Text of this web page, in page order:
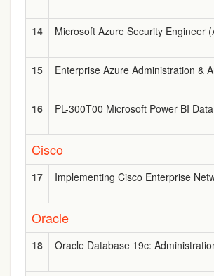
14 Microsoft Azure Security Engineer
15 Enterprise Azure Administration &
16 PL-300T00 Microsoft Power BI
Cisco
17 Implementing Cisco Enterprise
Oracle
18 Oracle Database 19c: